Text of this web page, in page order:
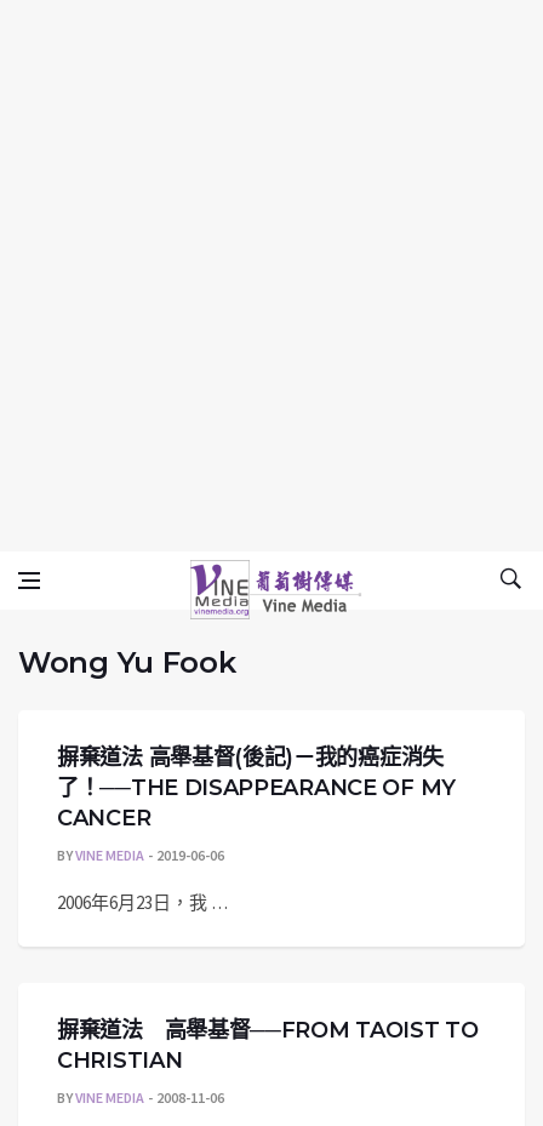
Wong Yu Fook
Vine Media
葡萄樹傳媒
Wong Yu Fook
摒棄道法 高舉基督(後記)－我的癌症消失
了！──THE DISAPPEARANCE OF MY
CANCER
BYVINE MEDIA 2019-06-06
2006年6月23日，我 …
摒棄道法 高舉基督──FROM TAOIST TO
CHRISTIAN
BYVINE MEDIA 2008-11-06